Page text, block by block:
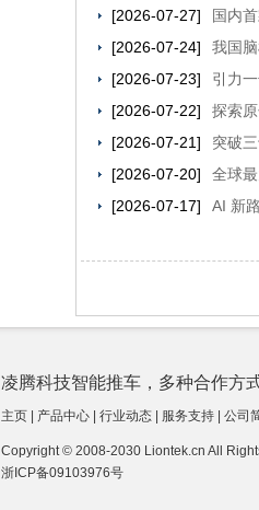
[2026-07-27]
国内
[2026-07-24]
我国
[2026-07-23]
引力
[2026-07-22]
探索
[2026-07-21]
突破
[2026-07-20]
全球
[2026-07-17]
AI 新
凌腾科技智能推车，多种合作方
主页 产品中心 行业动态 服务支持 公司
Copyright © 2008-2030 Liontek.cn All
浙ICP备09103976号